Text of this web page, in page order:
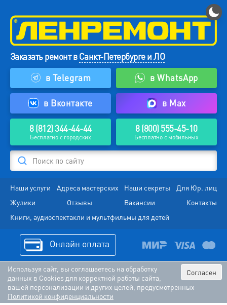
Заказать ремонт вСанкт-Петербурге и ЛО
в Telegram
в WhatsApp
в Вконтакте в Max
8 (812) 344-44-44
Бесплатно с городских
8 (800) 555-45-10
Бесплатно с мобильных
Поиск по сайту
Наши услуги Адреса мастерских Наши секреты
Для Юр. лиц
Жулики
Отзывы Вакансии
Контакты
Книги, аудиоспектакли и мультфильмы для детей
Онлайн оплата
Согласен
Используя сайт, вы соглашаетесь на обработку
данных в Cookies для корректной работы сайта,
вашей персонализации и других целей, предусмотренных
Политикой конфиденциальности